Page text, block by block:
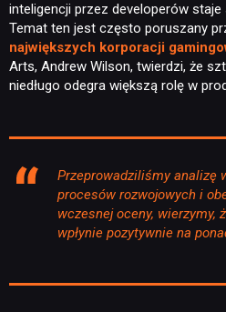
inteligencji przez developerów
Temat ten jest często poruszany
największych korporacji
Arts, Andrew Wilson, twierdzi, że
niedługo odegra większą rolę w
Przeprowadziliśmy analizę
procesów rozwojowych i
wczesnej oceny, wierzymy,
wpłynie pozytywnie na